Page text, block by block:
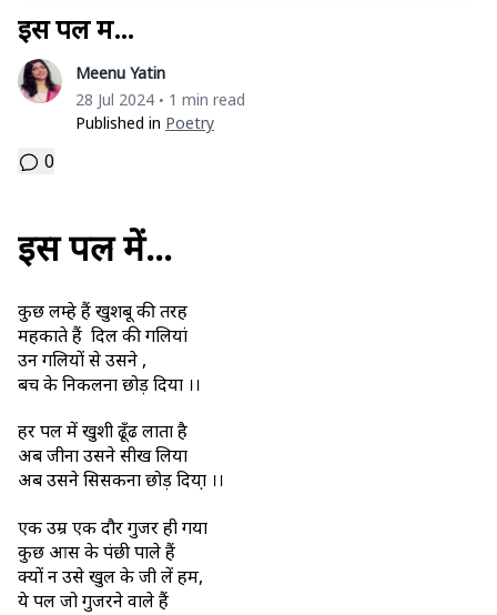
इस पल में…
Meenu Yatin
28 Jul 2024 • 1 min read
Published in Poetry
0
इस पल में…
कुछ लम्हे हैं खुशबू की तरह
महकाते हैं दिल की गलियां
उन गलियों से उसने ,
बच के निकलना छोड़ दिया ।।
हर पल में खुशी ढूँढ लाता है
अब जीना उसने सीख लिया
अब उसने सिसकना छोड़ दिया़ ।।
एक उम्र एक दौर गुजर ही गया
कुछ आस के पंछी पाले हैं
क्यों न उसे खुल के जी लें हम,
ये पल जो गुजरने वाले हैं